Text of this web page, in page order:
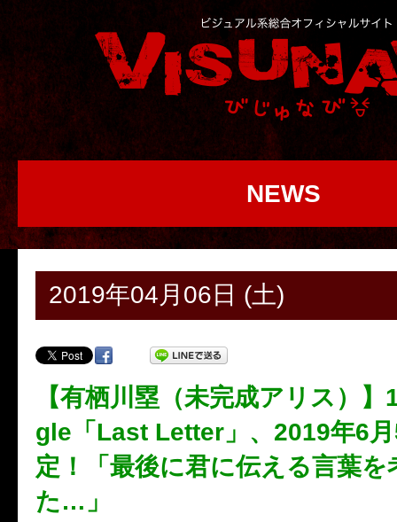
NEWS
2019年04月06日 (土)
【有栖川塁（未完成アリス）
gle「Last Letter」、2019年6
定！「最後に君に伝える言葉を
た…」